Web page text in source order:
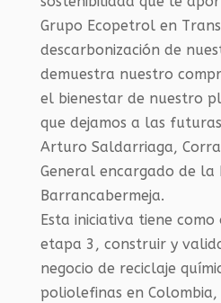
Grupo Ecopetrol en
descarbonización de
demuestra nuestro
el bienestar de nuestro
que dejamos a las
Arturo Saldarriaga,
General encargado de la
Barrancabermeja.
Esta iniciativa tiene como
etapa 3, construir y
negocio de reciclaje
poliolefinas en